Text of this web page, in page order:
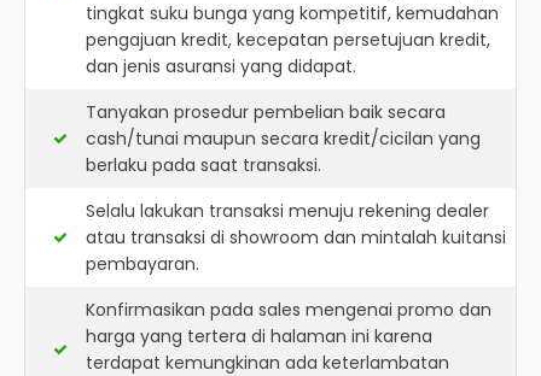
tingkat suku bunga yang kompetitif, kemudahan
pengajuan kredit, kecepatan persetujuan kredit,
dan jenis asuransi yang didapat.
Tanyakan prosedur pembelian baik secara
cash/tunai maupun secara kredit/cicilan yang
berlaku pada saat transaksi.
Selalu lakukan transaksi menuju rekening dealer
atau transaksi di showroom dan mintalah kuitansi
pembayaran.
Konfirmasikan pada sales mengenai promo dan
harga yang tertera di halaman ini karena
terdapat kemungkinan ada keterlambatan